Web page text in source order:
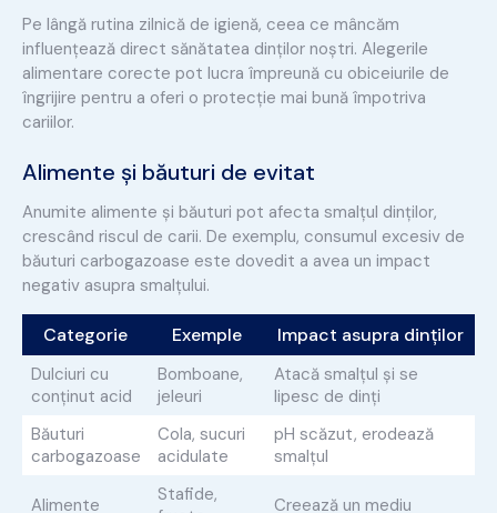
Pe lângă rutina zilnică de igienă, ceea ce mâncăm
influențează direct sănătatea dinților noștri. Alegerile
alimentare corecte pot lucra împreună cu obiceiurile de
îngrijire pentru a oferi o protecție mai bună împotriva
cariilor.
Alimente și băuturi de evitat
Anumite alimente și băuturi pot afecta smalțul dinților,
crescând riscul de carii. De exemplu, consumul excesiv de
băuturi carbogazoase este dovedit a avea un impact
negativ asupra smalțului.
Categorie Exemple Impact asupra dinților
Dulciuri cu
conținut acid
Bomboane,
jeleuri
Atacă smalțul și se
lipesc de dinți
Băuturi
carbogazoase
Cola, sucuri
acidulate
pH scăzut, erodează
smalțul
Alimente
Stafide,
Creează un mediu